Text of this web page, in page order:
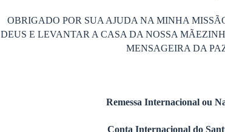
OBRIGADO POR SUA AJUDA NA MINHA
DEUS E LEVANTAR A CASA DA NOSSA
MENSAGEIRA DA
Remessa Internacional ou
Conta Internacional do